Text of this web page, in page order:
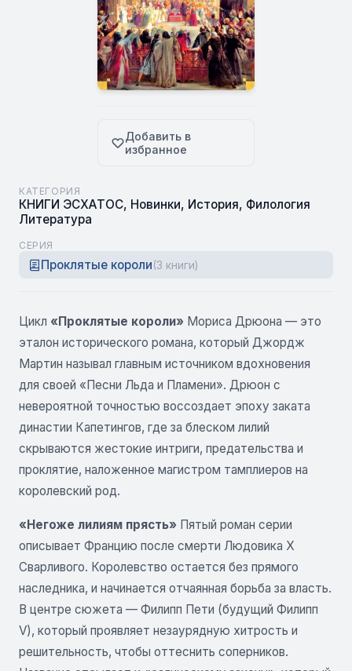
Добавить в
избранное
КАТЕГОРИЯ
КНИГИ ЭСХАТОС, Новинки, История, Филология
Литература
СЕРИЯ
Проклятые короли(3 книги)
Цикл «Проклятые короли» Мориса Дрюона — это
эталон исторического романа, который Джордж
Мартин называл главным источником вдохновения
для своей «Песни Льда и Пламени». Дрюон с
невероятной точностью воссоздает эпоху заката
династии Капетингов, где за блеском лилий
скрываются жестокие интриги, предательства и
проклятие, наложенное магистром тамплиеров на
королевский род.
«Негоже лилиям прясть» Пятый роман серии
описывает Францию после смерти Людовика Х
Сварливого. Королевство остается без прямого
наследника, и начинается отчаянная борьба за власть.
В центре сюжета — Филипп Пети (будущий Филипп
V), который проявляет незаурядную хитрость и
решительность, чтобы оттеснить соперников.